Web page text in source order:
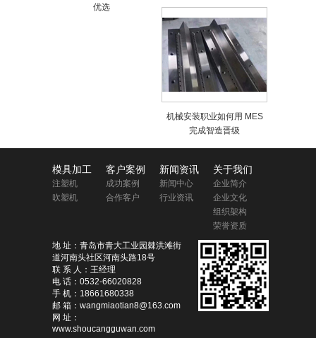
优选
机械安装职业如何用 MES
完成智造晋级
模具加工
注塑机
吹塑机
客户案例
成功案例
合作客户
新闻资讯
新闻中心
行业资讯
关于我们
企业简介
企业文化
组织架构
荣誉资质
地 址：青岛市青大工业园棘洪滩街
道河南头社区河南头路18号
联 系 人：王经理
电 话：0532-66020828
手 机：18661680338
邮 箱：wangmiaotian8@163.com
网 址：
www.shoucangguwan.com